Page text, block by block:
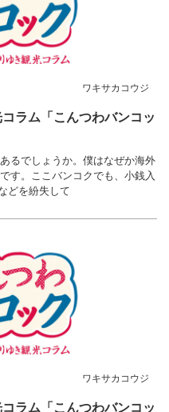
ワキサカコウジ
ラム「こんつわバンコッ
るでしょうか。僕はなぜか海外
す。ここバンコクでも、小銭入
どを紛失して
ワキサカコウジ
ラム「こんつわバンコッ